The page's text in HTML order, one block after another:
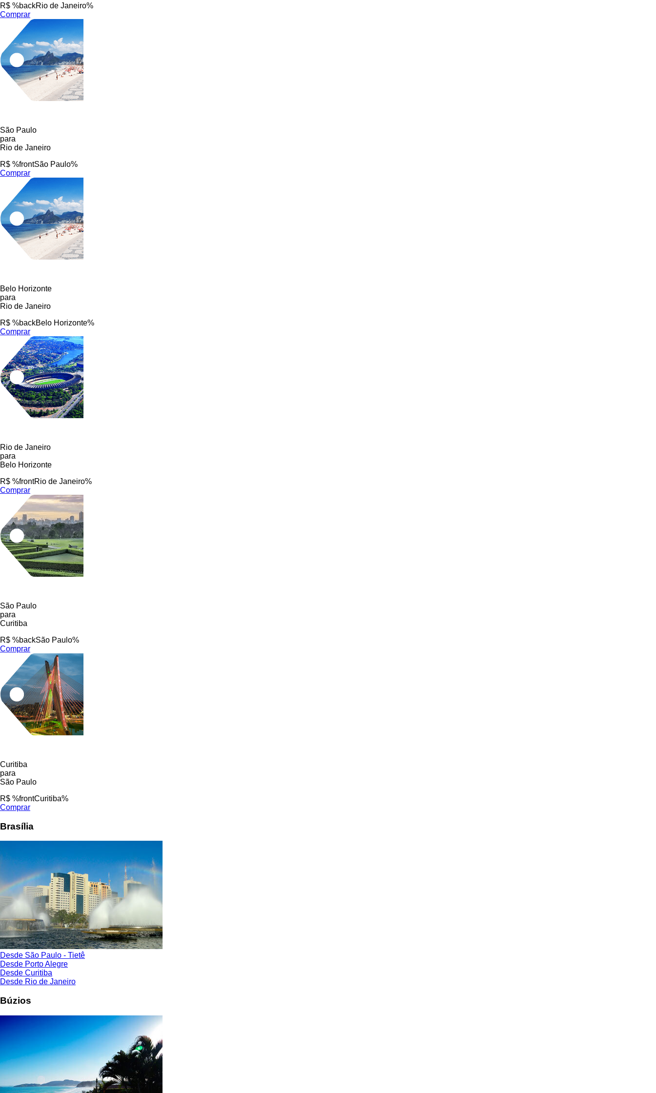
R$ %backRio de Janeiro%
Comprar
São Paulo
para
Rio de Janeiro
R$ %frontSão Paulo%
Comprar
Belo Horizonte
para
Rio de Janeiro
R$ %backBelo Horizonte%
Comprar
Rio de Janeiro
para
Belo Horizonte
R$ %frontRio de Janeiro%
Comprar
São Paulo
para
Curitiba
R$ %backSão Paulo%
Comprar
Curitiba
para
São Paulo
R$ %frontCuritiba%
Comprar
Brasília
Desde São Paulo - Tietê
Desde Porto Alegre
Desde Curitiba
Desde Rio de Janeiro
Búzios